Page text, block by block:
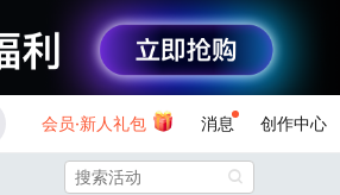
会员·新人礼包 消息 创作中心
